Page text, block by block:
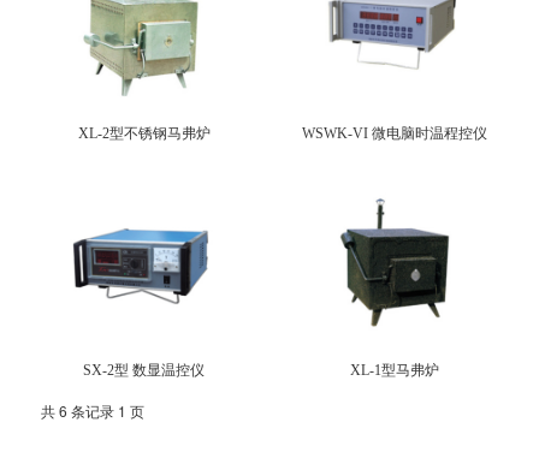
XL-2型不锈钢马弗炉 WSWK-VI 微电脑时温程控仪
SX-2型 数显温控仪 XL-1型马弗炉
共 6 条记录 1 页